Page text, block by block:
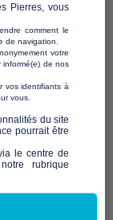
soutenues
ont déposé
Pierres, vous
comment le
de navigation.
votre
de nos
vos identifiants à
vous.
du site
pourrait être
le centre de
rubrique